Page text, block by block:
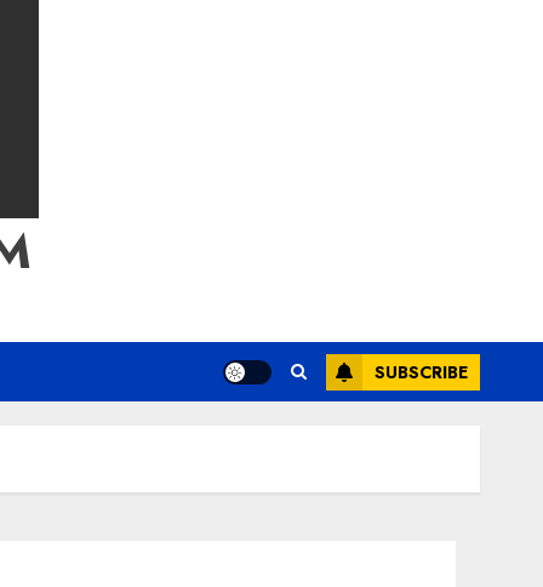
SUBSCRIBE